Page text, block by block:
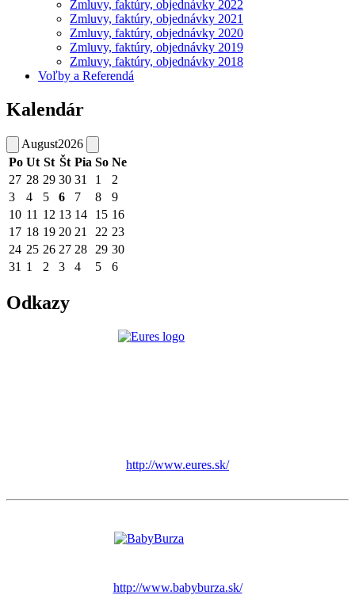
Zmluvy, faktúry, objednávky 2022
Zmluvy, faktúry, objednávky 2021
Zmluvy, faktúry, objednávky 2020
Zmluvy, faktúry, objednávky 2019
Zmluvy, faktúry, objednávky 2018
Voľby a Referendá
Kalendár
August2026
Po Ut St Št Pia So Ne
27 28 29 30 31 1
2
3
4 5 6 7 8
9
10 11 12 13 14 15 16
17 18 19 20 21 22 23
24 25 26 27 28 29 30
31 1 2 3 4 5 6
Odkazy
http://www.eures.sk/
http://www.babyburza.sk/